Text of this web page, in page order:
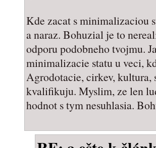
Kde zacat s minimalizaciou
a naraz. Bohuzial je to
odporu podobneho tvojmu.
minimalizacie statu u veci,
Agrodotacie, cirkev, kultura,
kvalifikuju. Myslim, ze len
hodnot s tym nesuhlasia.